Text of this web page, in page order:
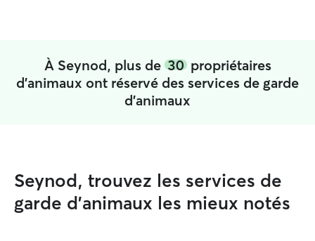
À Seynod, plus de 30propriétaires
d'animaux ont réservé des services de garde
d'animaux
Seynod, trouvez les services de
garde d'animaux les mieux notés